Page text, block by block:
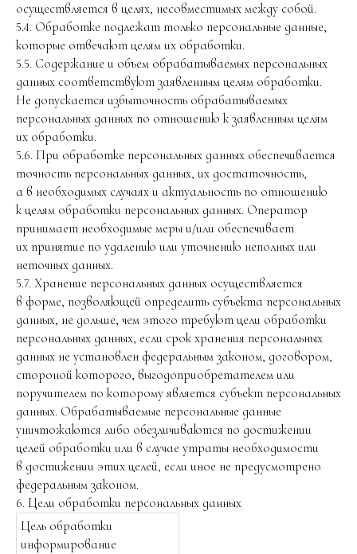
осуществляется в целях, несовместимых между собой.
5.4. Обработке подлежат только персональные данные,
которые отвечают целям их обработки.
5.5. Содержание и объем обрабатываемых персональных
данных соответствуют заявленным целям обработки.
Не допускается избыточность обрабатываемых
персональных данных по отношению к заявленным целям
их обработки.
5.6. При обработке персональных данных обеспечивается
точность персональных данных, их достаточность,
а в необходимых случаях и актуальность по отношению
к целям обработки персональных данных. Оператор
принимает необходимые меры и/или обеспечивает
их принятие по удалению или уточнению неполных или
неточных данных.
5.7. Хранение персональных данных осуществляется
в форме, позволяющей определить субъекта персональных
данных, не дольше, чем этого требуют цели обработки
персональных данных, если срок хранения персональных
данных не установлен федеральным законом, договором,
стороной которого, выгодоприобретателем или
поручителем по которому является субъект персональных
данных. Обрабатываемые персональные данные
уничтожаются либо обезличиваются по достижении
целей обработки или в случае утраты необходимости
в достижении этих целей, если иное не предусмотрено
федеральным законом.
6. Цели обработки персональных данных
Цель обработки
информирование